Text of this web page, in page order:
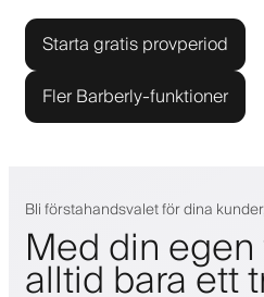
Starta gratis provperiod
Fler Barberly-funktioner
Bli förstahandsvalet för dina
Med din
alltid bara ett